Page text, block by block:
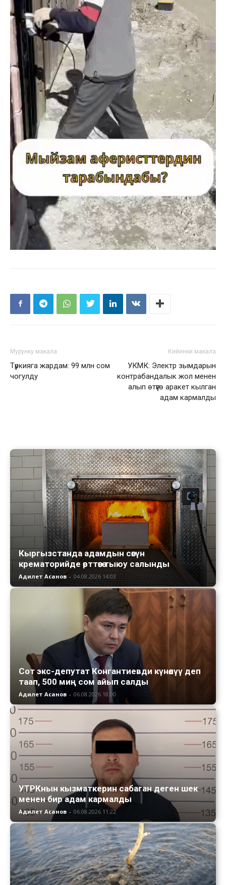
Мурунку макала
Түркияга жардам: 99 млн сом
чогулду
Кийинки макала
УКМК: Электр зымдарын
контрабандалык жол менен
алып өтүүгө аракет кылган
адам кармалды
Кыргызстанда адамдын сөөгүн
крематорийде өрттөөгө тыюу салынды
Адилет Асанов - 04.08.2026 14:03
Сот экс-депутат Конгантиевди күнөөлүү деп
таап, 500 миң сом айып салды
Адилет Асанов - 06.08.2026 18:00
УТРКнын кызматкерин сабаган деген шек
менен бир адам кармалды
Адилет Асанов - 06.08.2026 11:22